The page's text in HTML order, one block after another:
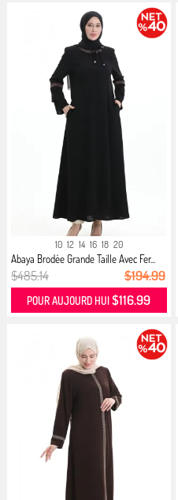
10 12 14 16 18 20
Abaya Brodée Grande Taille Avec Fer...
$485.14 $194.99
POUR AUJOURD HUI$116.99